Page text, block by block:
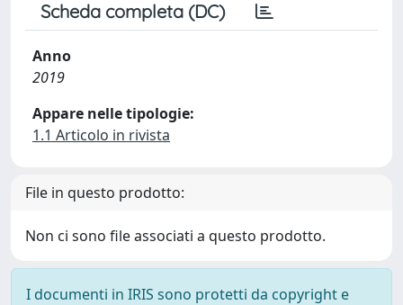
Scheda completa (DC)
Anno
2019
Appare nelle tipologie:
1.1 Articolo in rivista
File in questo prodotto:
Non ci sono file associati a questo prodotto.
I documenti in IRIS sono protetti da copyright e